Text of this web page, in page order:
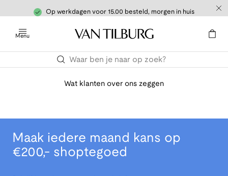
Op werkdagen voor 15.00 besteld, morgen in huis
Menu
Wat klanten over ons zeggen
Maak iedere maand kans op
€200,- shoptegoed